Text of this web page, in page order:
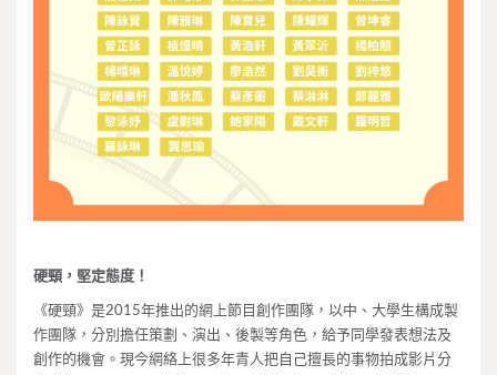
硬頸，堅定態度！
《硬頸》是2015年推出的網上節目創作團隊，以中、大學生構成製
作團隊，分別擔任策劃、演出、後製等角色，給予同學發表想法及
創作的機會。現今網絡上很多年青人把自己擅長的事物拍成影片分